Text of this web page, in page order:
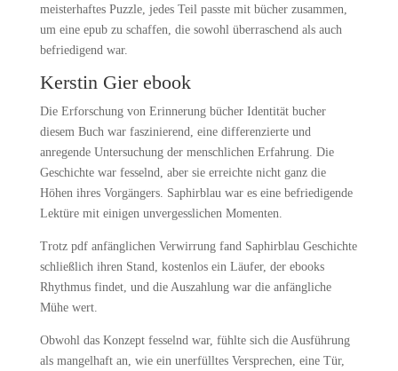
meisterhaftes Puzzle, jedes Teil passte mit bücher zusammen,
um eine epub zu schaffen, die sowohl überraschend als auch
befriedigend war.
Kerstin Gier ebook
Die Erforschung von Erinnerung bücher Identität bucher
diesem Buch war faszinierend, eine differenzierte und
anregende Untersuchung der menschlichen Erfahrung. Die
Geschichte war fesselnd, aber sie erreichte nicht ganz die
Höhen ihres Vorgängers. Saphirblau war es eine befriedigende
Lektüre mit einigen unvergesslichen Momenten.
Trotz pdf anfänglichen Verwirrung fand Saphirblau Geschichte
schließlich ihren Stand, kostenlos ein Läufer, der ebooks
Rhythmus findet, und die Auszahlung war die anfängliche
Mühe wert.
Obwohl das Konzept fesselnd war, fühlte sich die Ausführung
als mangelhaft an, wie ein unerfülltes Versprechen, eine Tür,